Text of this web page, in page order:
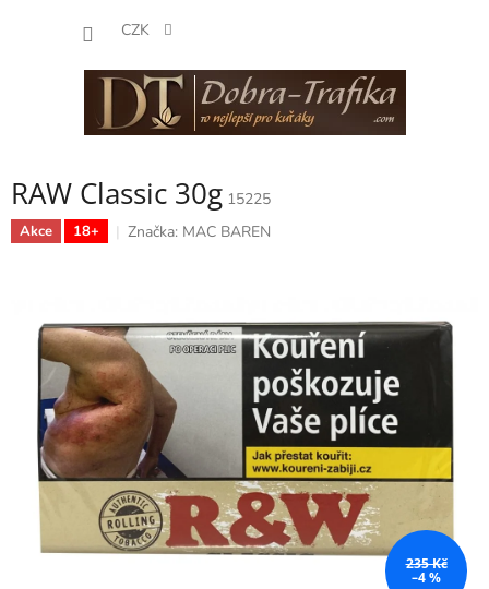
CZK
RAW Classic 30g 15225
Akce 18+ Značka: MAC BAREN
235 Kč
–4 %